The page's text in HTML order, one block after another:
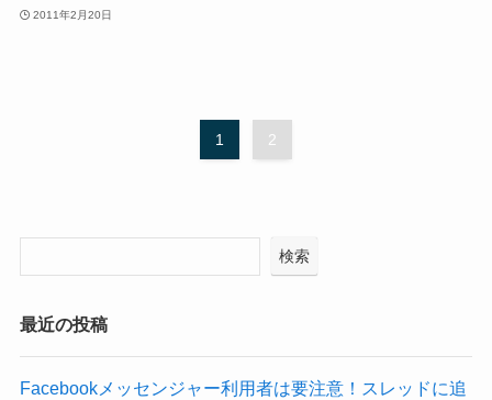
2011年2月20日
1 2
検索
最近の投稿
Facebookメッセンジャー利用者は要注意！スレッドに追